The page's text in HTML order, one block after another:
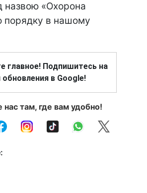
назвою «Охорона
порядку в нашому
главное! Подпишитесь на
в Google!
нас там, где вам удобно!